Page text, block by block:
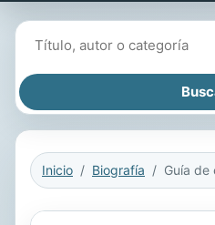
Inicio Biografía